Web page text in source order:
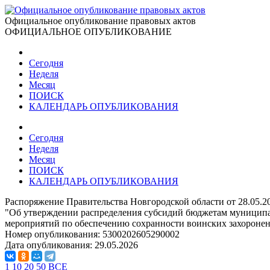
Официальное опубликование правовых актов
ОФИЦИАЛЬНОЕ ОПУБЛИКОВАНИЕ
Сегодня
Неделя
Месяц
ПОИСК
КАЛЕНДАРЬ ОПУБЛИКОВАНИЯ
Сегодня
Неделя
Месяц
ПОИСК
КАЛЕНДАРЬ ОПУБЛИКОВАНИЯ
Распоряжение Правительства Новгородской области от
"Об утверждении распределения субсидий бюджетам
мероприятий по обеспечению сохранности воинских
Номер опубликования: 5300202605290002
Дата опубликования: 29.05.2026
1 10 20 50 ВСЕ